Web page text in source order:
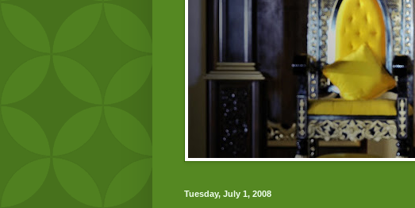
Tuesday, July 1, 2008